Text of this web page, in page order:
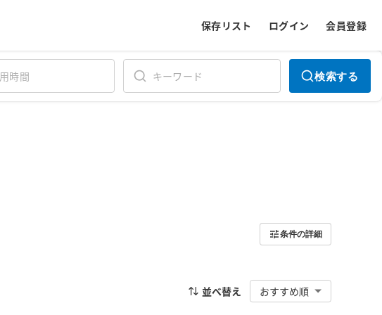
保存リスト ログイン 会員登録
検索する
条件の詳細
並べ替え おすすめ順